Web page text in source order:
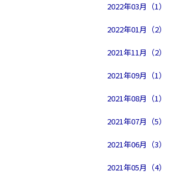
2022年03月（1）
2022年01月（2）
2021年11月（2）
2021年09月（1）
2021年08月（1）
2021年07月（5）
2021年06月（3）
2021年05月（4）